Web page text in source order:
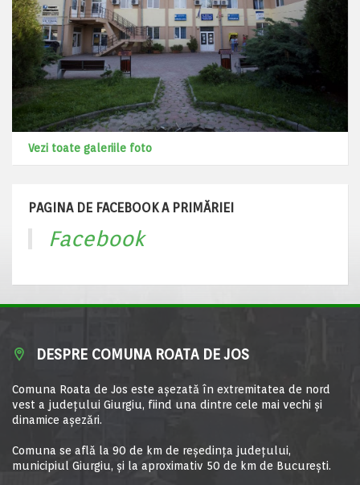
Vezi toate galeriile foto
PAGINA DE FACEBOOK A PRIMĂRIEI
Facebook
DESPRE COMUNA ROATA DE JOS
Comuna Roata de Jos este aşezată în extremitatea de nord
vest a judeţului Giurgiu, fiind una dintre cele mai vechi şi
dinamice aşezări.
Comuna se află la 90 de km de reşedinţa judeţului,
municipiul Giurgiu, şi la aproximativ 50 de km de Bucureşti.